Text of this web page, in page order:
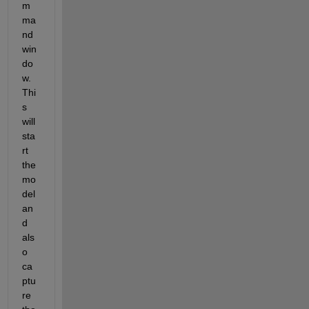
m
ma
nd
win
do
w.
Thi
s
will
sta
rt
the
mo
del
an
d
als
o
ca
ptu
re